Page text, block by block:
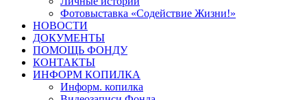
Фотовыставка «Содействие Жизни!»
НОВОСТИ
ДОКУМЕНТЫ
ПОМОЩЬ ФОНДУ
КОНТАКТЫ
ИНФОРМ КОПИЛКА
Информ. копилка